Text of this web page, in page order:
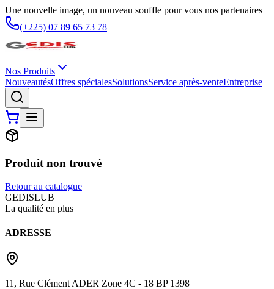
Une nouvelle image, un nouveau souffle pour vous nos partenaires
(+225) 07 89 65 73 78
Nos Produits
NouveautésOffres spécialesSolutionsService après-venteEntreprise
Produit non trouvé
Retour au catalogue
GEDISLUB
La qualité en plus
ADRESSE
11, Rue Clément ADER Zone 4C - 18 BP 1398